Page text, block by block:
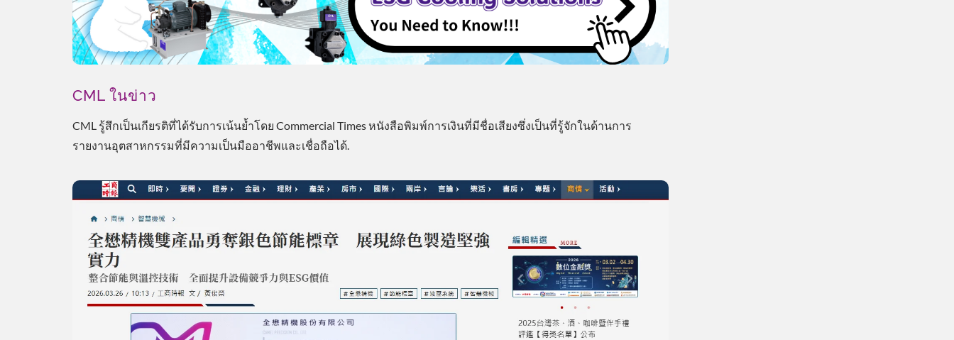
CML ในข่าว
CML รู้สึกเป็นเกียรติที่ได้รับการเน้นย้ำโดย Commercial Times หนังสือพิมพ์การเงินที่มีชื่อเสียงซึ่งเป็นที่รู้จักในด้านการ
รายงานอุตสาหกรรมที่มีความเป็นมืออาชีพและเชื่อถือได้.